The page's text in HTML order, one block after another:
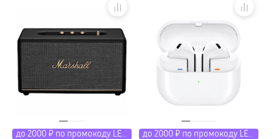
до 2000 ₽ по промокоду LETO до 2000 ₽ по промокоду LETO